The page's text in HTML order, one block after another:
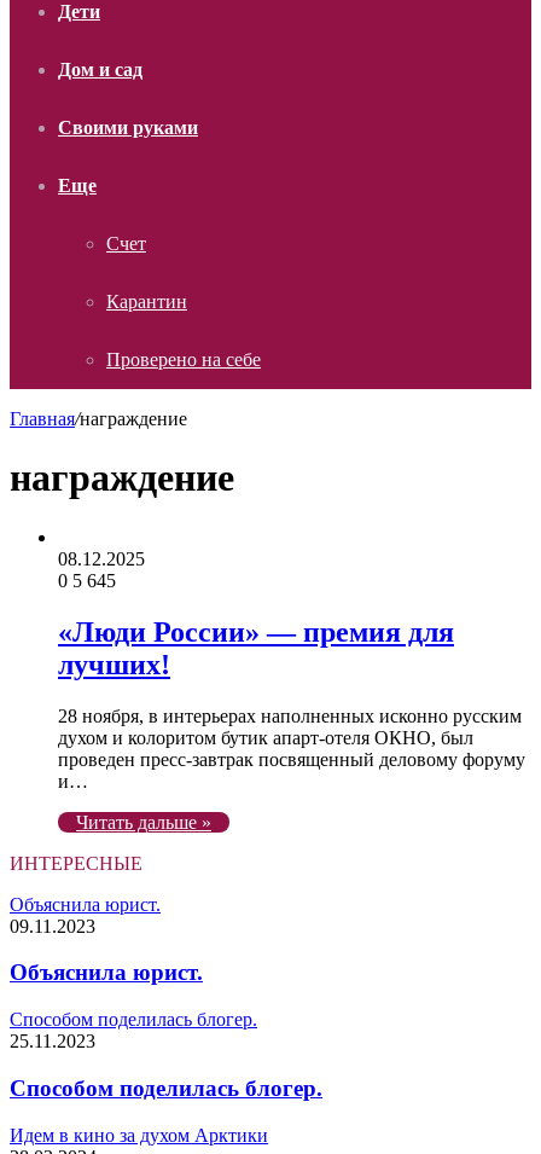
Дети
Дом и сад
Своими руками
Еще
Счет
Карантин
Проверено на себе
Главная/награждение
награждение
08.12.2025
0 5 645
«Люди России» — премия для
лучших!
28 ноября, в интерьерах наполненных исконно русским
духом и колоритом бутик апарт-отеля ОКНО, был
проведен пресс-завтрак посвященный деловому форуму
и…
Читать дальше »
ИНТЕРЕСНЫЕ
Объяснила юрист.
09.11.2023
Объяснила юрист.
Способом поделилась блогер.
25.11.2023
Способом поделилась блогер.
Идем в кино за духом Арктики